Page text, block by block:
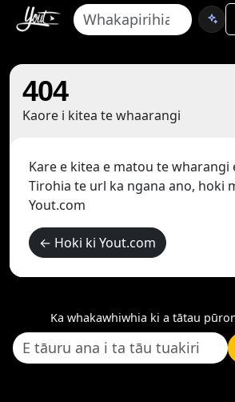
404
Kaore i kitea te whaarangi
Kare e kitea e matou te wharangi
Tirohia te url ka ngana ano, hoki
Yout.com
← Hoki ki Yout.com
Ka whakawhiwhia ki a tātau